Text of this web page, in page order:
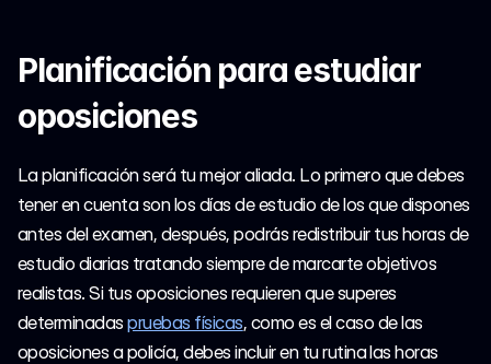
Planificación para estudiar
oposiciones
La planificación será tu mejor aliada. Lo primero que debes
tener en cuenta son los días de estudio de los que dispones
antes del examen, después, podrás redistribuir tus horas de
estudio diarias tratando siempre de marcarte objetivos
realistas. Si tus oposiciones requieren que superes
determinadas pruebas físicas, como es el caso de las
oposiciones a policía, debes incluir en tu rutina las horas